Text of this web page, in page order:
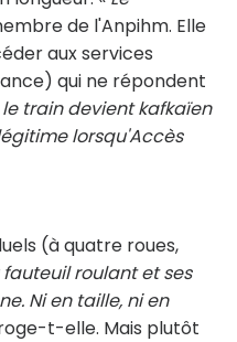
de l'Anpihm. Elle
aux services
qui ne répondent
train devient kafkaïen
lorsqu'Accès
(à quatre roues,
roulant et ses
Ni en taille, ni en
t-elle. Mais plutôt